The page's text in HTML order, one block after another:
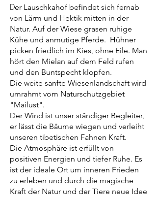
Der Lauschkahof befindet sich fernab
von Lärm und Hektik mitten in der
Natur. Auf der Wiese grasen ruhige
Kühe und anmutige Pferde. Hühner
picken friedlich im Kies, ohne Eile. Man
hört den Mielan auf dem Feld rufen
und den Buntspecht klopfen.
Die weite sanfte Wiesenlandschaft wird
umrahmt vom Naturschutzgebiet
"Mailust".
Der Wind ist unser ständiger Begleiter,
er lässt die Bäume wiegen und verleiht
unseren tibetischen Fahnen Kraft.
Die Atmosphäre ist erfüllt von
positiven Energien und tiefer Ruhe. Es
ist der ideale Ort um inneren Frieden
zu erleben und durch die magische
Kraft der Natur und der Tiere neue Idee